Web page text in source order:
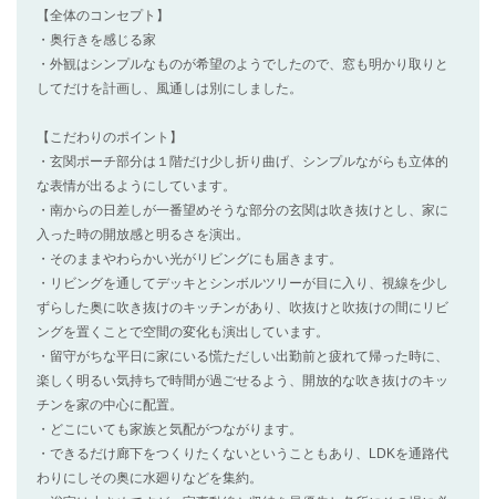
【全体のコンセプト】
・奥行きを感じる家
・外観はシンプルなものが希望のようでしたので、窓も明かり取りと
してだけを計画し、風通しは別にしました。
【こだわりのポイント】
・玄関ポーチ部分は１階だけ少し折り曲げ、シンプルながらも立体的
な表情が出るようにしています。
・南からの日差しが一番望めそうな部分の玄関は吹き抜けとし、家に
入った時の開放感と明るさを演出。
・そのままやわらかい光がリビングにも届きます。
・リビングを通してデッキとシンボルツリーが目に入り、視線を少し
ずらした奥に吹き抜けのキッチンがあり、吹抜けと吹抜けの間にリビ
ングを置くことで空間の変化も演出しています。
・留守がちな平日に家にいる慌ただしい出勤前と疲れて帰った時に、
楽しく明るい気持ちで時間が過ごせるよう、開放的な吹き抜けのキッ
チンを家の中心に配置。
・どこにいても家族と気配がつながります。
・できるだけ廊下をつくりたくないということもあり、LDKを通路代
わりにしその奥に水廻りなどを集約。